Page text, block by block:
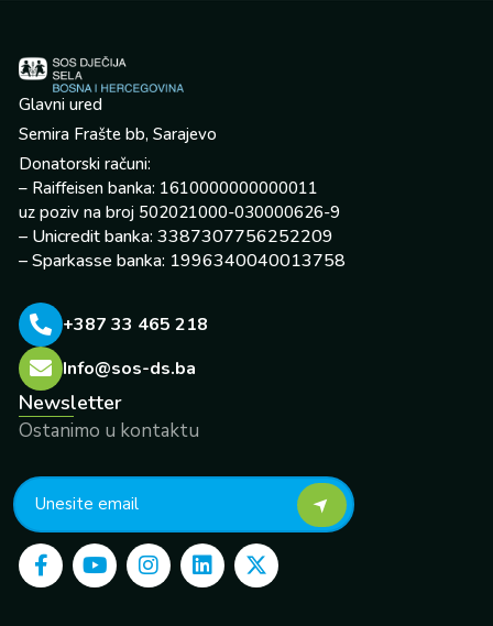
Glavni ured
Semira Frašte bb, Sarajevo
Donatorski računi:
– Raiffeisen banka: 1610000000000011
uz poziv na broj 502021000-030000626-9
– Unicredit banka: 3387307756252209
– Sparkasse banka: 1996340040013758
+387 33 465 218
Info@sos-ds.ba
Newsletter
Ostanimo u kontaktu
F
a
c
e
Y
o
u
t
I
n
s
t
L
i
n
k
X
-
t
w